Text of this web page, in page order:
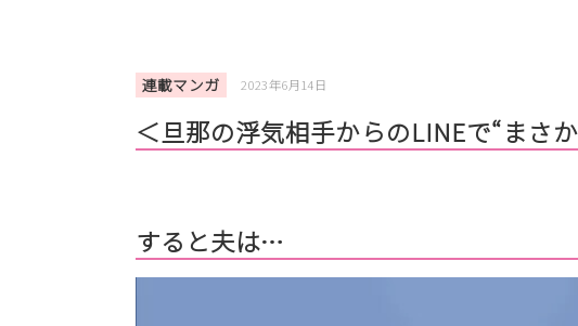
連載マンガ 2023年6月14日
＜旦那の浮気相手からのLINEで“まさ
すると夫は…